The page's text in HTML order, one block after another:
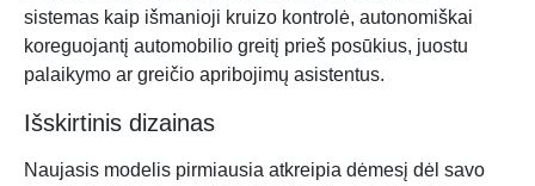
sistemas kaip išmanioji kruizo kontrolė, autonomiškai
koreguojantį automobilio greitį prieš posūkius, juostu
palaikymo ar greičio apribojimų asistentus.
Išskirtinis dizainas
Naujasis modelis pirmiausia atkreipia dėmesį dėl savo